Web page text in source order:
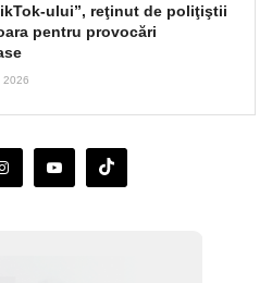
ului”, reţinut de poliţiştii
pentru provocări
2026